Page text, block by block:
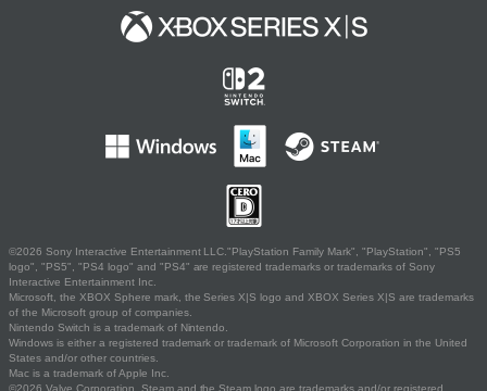
©2026 Sony Interactive Entertainment LLC."PlayStation Family Mark", "PlayStation", "PS5
logo", "PS5", "PS4 logo" and "PS4" are registered trademarks or trademarks of Sony
Interactive Entertainment Inc.
Microsoft, the XBOX Sphere mark, the Series X|S logo and XBOX Series X|S are trademarks
of the Microsoft group of companies.
Nintendo Switch is a trademark of Nintendo.
Windows is either a registered trademark or trademark of Microsoft Corporation in the United
States and/or other countries.
Mac is a trademark of Apple Inc.
©2026 Valve Corporation. Steam and the Steam logo are trademarks and/or registered